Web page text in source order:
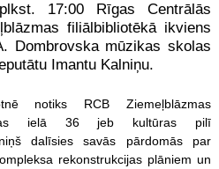
17:00 Rīgas Centrālās
filiālbibliotēkā ikviens
Dombrovska mūzikas skolas
Imantu Kalniņu.
notiks RCB Ziemeļblāzmas
ielā 36 jeb kultūras pilī
dalīsies savās pārdomās par
rekonstrukcijas plāniem un